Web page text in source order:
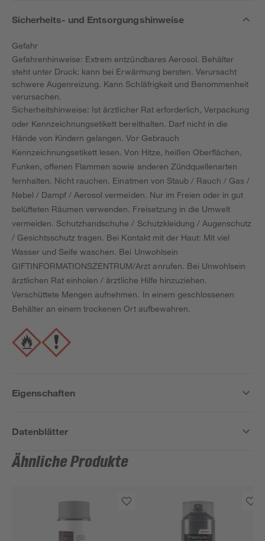
Sicherheits- und Entsorgungshinweise
Gefahr
Gefahrenhinweise: Extrem entzündbares Aerosol. Behälter
steht unter Druck: kann bei Erwärmung bersten. Verursacht
schwere Augenreizung. Kann Schläfrigkeit und Benommenheit
verursachen.
Sicherheitshinweise: Ist ärztlicher Rat erforderlich, Verpackung
oder Kennzeichnungsetikett bereithalten. Darf nicht in die
Hände von Kindern gelangen. Vor Gebrauch
Kennzeichnungsetikett lesen. Von Hitze, heißen Oberflächen,
Funken, offenen Flammen sowie anderen Zündquellenarten
fernhalten. Nicht rauchen. Einatmen von Staub / Rauch / Gas /
Nebel / Dampf / Aerosol vermeiden. Nur im Freien oder in gut
belüfteten Räumen verwenden. Freisetzung in die Umwelt
vermeiden. Schutzhandschuhe / Schutzkleidung / Augenschutz
/ Gesichtsschutz tragen. Bei Kontakt mit der Haut: Mit viel
Wasser und Seife waschen. Bei Unwohlsein
GIFTINFORMATIONSZENTRUM/Arzt anrufen. Bei Unwohlsein
ärztlichen Rat einholen / ärztliche Hilfe hinzuziehen.
Verschüttete Mengen aufnehmen. In einem geschlossenen
Behälter an einem trockenen Ort aufbewahren.
Eigenschaften
Datenblätter
Ähnliche Produkte